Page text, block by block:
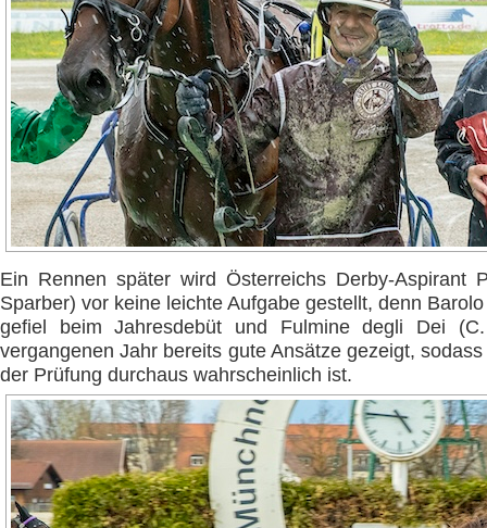
Ein Rennen später wird Österreichs Derby-Aspirant
Sparber) vor keine leichte Aufgabe gestellt, denn
gefiel beim Jahresdebüt und Fulmine degli Dei
vergangenen Jahr bereits gute Ansätze gezeigt,
der Prüfung durchaus wahrscheinlich ist.